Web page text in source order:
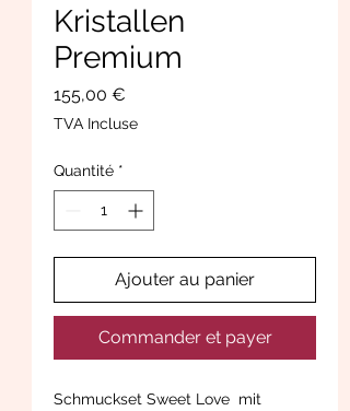
Kristallen
Premium
155,00 €
TVA Incluse
Quantité *
Ajouter au panier
Commander et payer
Schmuckset Sweet Love mit